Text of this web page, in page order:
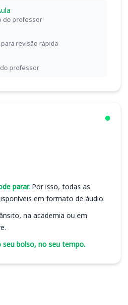
do professor
revisão rápida
professor
parar. Por isso, todas as
em formato de áudio.
na academia ou em
seu bolso, no seu tempo.